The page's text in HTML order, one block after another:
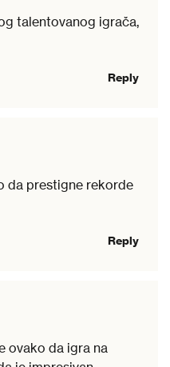
talentovanog igrača,
Reply
da prestigne rekorde
Reply
ovako da igra na